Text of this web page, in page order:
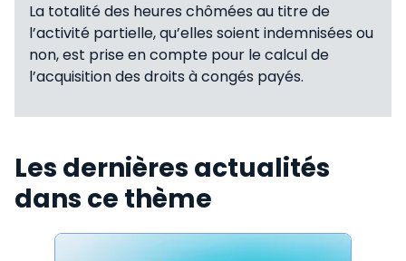
La totalité des heures chômées au titre de
l’activité partielle, qu’elles soient indemnisées ou
non, est prise en compte pour le calcul de
l’acquisition des droits à congés payés.
Les dernières actualités
dans ce thème